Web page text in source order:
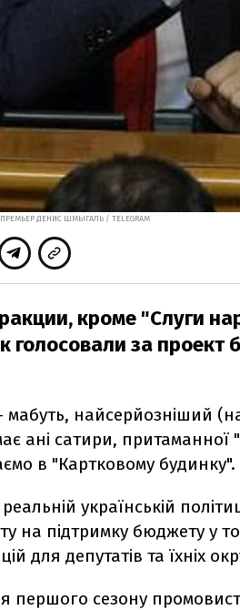
ДЕНИС ШМЫГАЛЬ / TELEGRAM
кроме "Слуги
голосовали за проект
мабуть, найсерйозніший
ані сатири, притаманної
в "Картковому будинку".
українській
на підтримку бюджету у
для депутатів та їхніх
першого сезону